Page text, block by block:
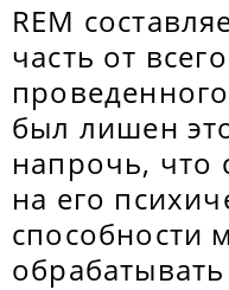
REM
часть от
был лишен
напрочь, что
на его
способности